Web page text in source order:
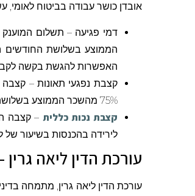
אובדן כושר עבודה בביטוח לאומי,
דמי פגיעה
האפשרות להגשת בקשה
קצבת נפגעי תאונות– קצבה
75% מהשכר הממוצע בשלושת החודשים הקודמים לתאונה.
קצבת נכות כללית
לירידה בהכנסות בשיעור של לפחות 60% . במקרים בהם אובדן כושר העבודה הוגדר כזמני, הקצבה תשולם כל עוד הכנסתו של
עורכת הדין ליאה גרין
עורכת הדין ליאה גרין, מתמחה